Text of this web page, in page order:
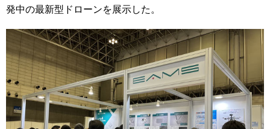
発中の最新型ドローンを展示した。